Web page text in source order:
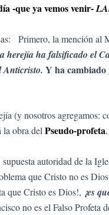
-que ya vemos venir-
Primero, la mención al
herejía ha falsificado el
Anticristo. Y ha
(y nosotros
la obra del Pseudo-profeta.
autoridad de la
que Cristo no es
que Cristo es Dios!, ¡es
no es el Falso Profeta